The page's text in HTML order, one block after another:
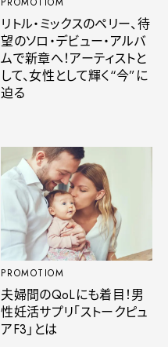
リトル・ミックスのペリー、待
望のソロ・デビュー・アルバ
ムで新章へ！アーティストと
して、女性として輝く“今”に
迫る
PROMOTIOM
夫婦間のQoLにも着目！男
性妊活サプリ「ストークピュ
アF3」とは